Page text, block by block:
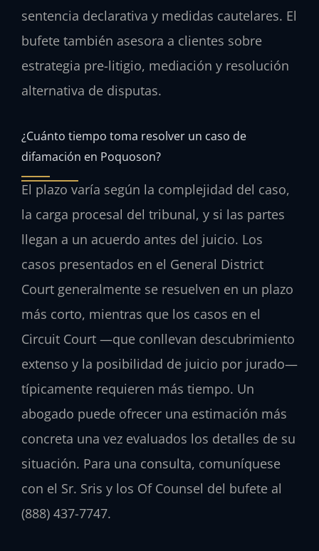
sentencia declarativa y medidas cautelares. El
bufete también asesora a clientes sobre
estrategia pre-litigio, mediación y resolución
alternativa de disputas.
¿Cuánto tiempo toma resolver un caso de
difamación en Poquoson?
El plazo varía según la complejidad del caso,
la carga procesal del tribunal, y si las partes
llegan a un acuerdo antes del juicio. Los
casos presentados en el General District
Court generalmente se resuelven en un plazo
más corto, mientras que los casos en el
Circuit Court —que conllevan descubrimiento
extenso y la posibilidad de juicio por jurado—
típicamente requieren más tiempo. Un
abogado puede ofrecer una estimación más
concreta una vez evaluados los detalles de su
situación. Para una consulta, comuníquese
con el Sr. Sris y los Of Counsel del bufete al
(888) 437-7747.